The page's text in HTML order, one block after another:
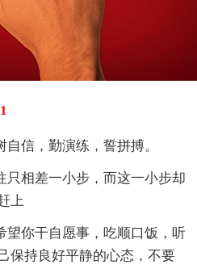
信，勤演练，誓拼搏。
相差一小步，而这一小步却
上
你干自愿事，吃顺口饭，听
保持良好平静的心态，不要